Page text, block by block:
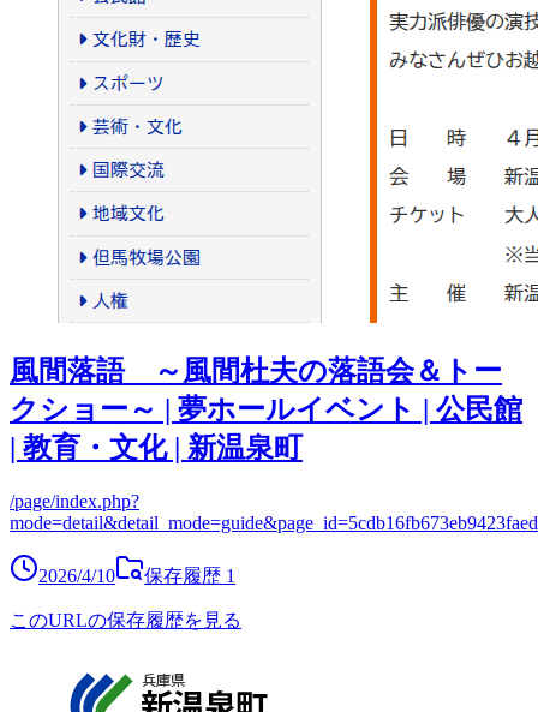
風間落語 ～風間杜夫の落語会＆トー
クショー～ | 夢ホールイベント | 公民館
| 教育・文化 | 新温泉町
/page/index.php?
2026/4/10 保存履歴 1
このURLの保存履歴を見る